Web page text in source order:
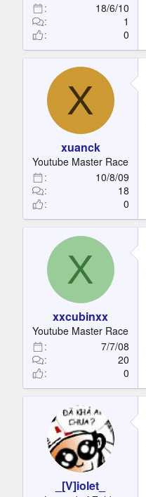
18/6/10
1
0
X
xuanck
Youtube Master Race
10/8/09
18
0
X
xxcubinxx
Youtube Master Race
7/7/08
20
0
_[V]iolet_